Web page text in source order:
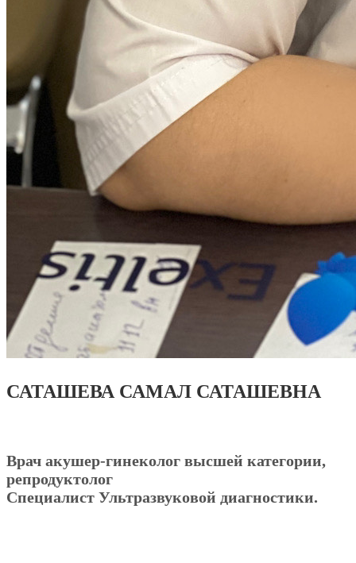
САТАШЕВА САМАЛ САТАШЕВНА
Врач акушер-гинеколог высшей категории,
репродуктолог
Специалист Ультразвуковой диагностики.